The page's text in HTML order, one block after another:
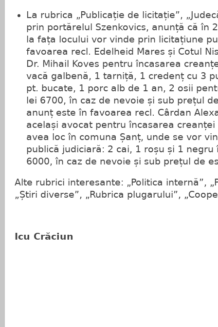
La rubrica „Publicație de licitație”,
prin portărelul Szenkovics, anunță că în
la fața locului vor vinde prin licitațiune
favoarea recl. Edelheid Mares și Cotul
Dr. Mihail Koves pentru încasarea
vacă galbenă, 1 tarniță, 1 credenț cu 3
pt. bucate, 1 porc alb de 1 an, 2 osii
lei 6700, în caz de nevoie și sub prețul
anunț este în favoarea recl. Cârdan
același avocat pentru încasarea
avea loc în comuna Șanț, unde se vor
publică judiciară: 2 cai, 1 roșu și 1 negru
6000, în caz de nevoie și sub prețul de
Alte rubrici interesante: „Politica internă”,
„Știri diverse”, „Rubrica plugarului”,
Icu Crăciun